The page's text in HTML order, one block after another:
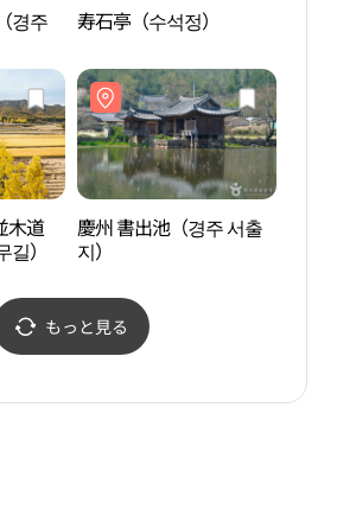
경주
寿石亭（수석정）
木道
）
慶州 書出池（경주 서출
지）
もっと見る